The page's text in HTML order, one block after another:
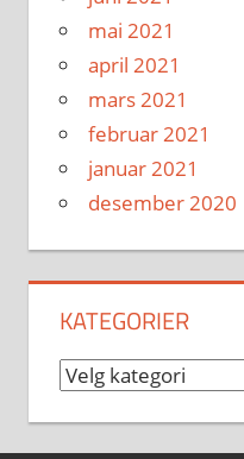
mai 2021
april 2021
mars 2021
februar 2021
januar 2021
desember 2020
KATEGORIER
Kategorier